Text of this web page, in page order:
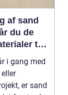
af sand
du de
til
i gang med
er sand